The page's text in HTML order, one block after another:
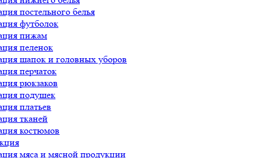
постельного белья
футболок
пижам
пеленок
шапок и головных уборов
перчаток
рюкзаков
подушек
платьев
тканей
костюмов
мяса и мясной продукции